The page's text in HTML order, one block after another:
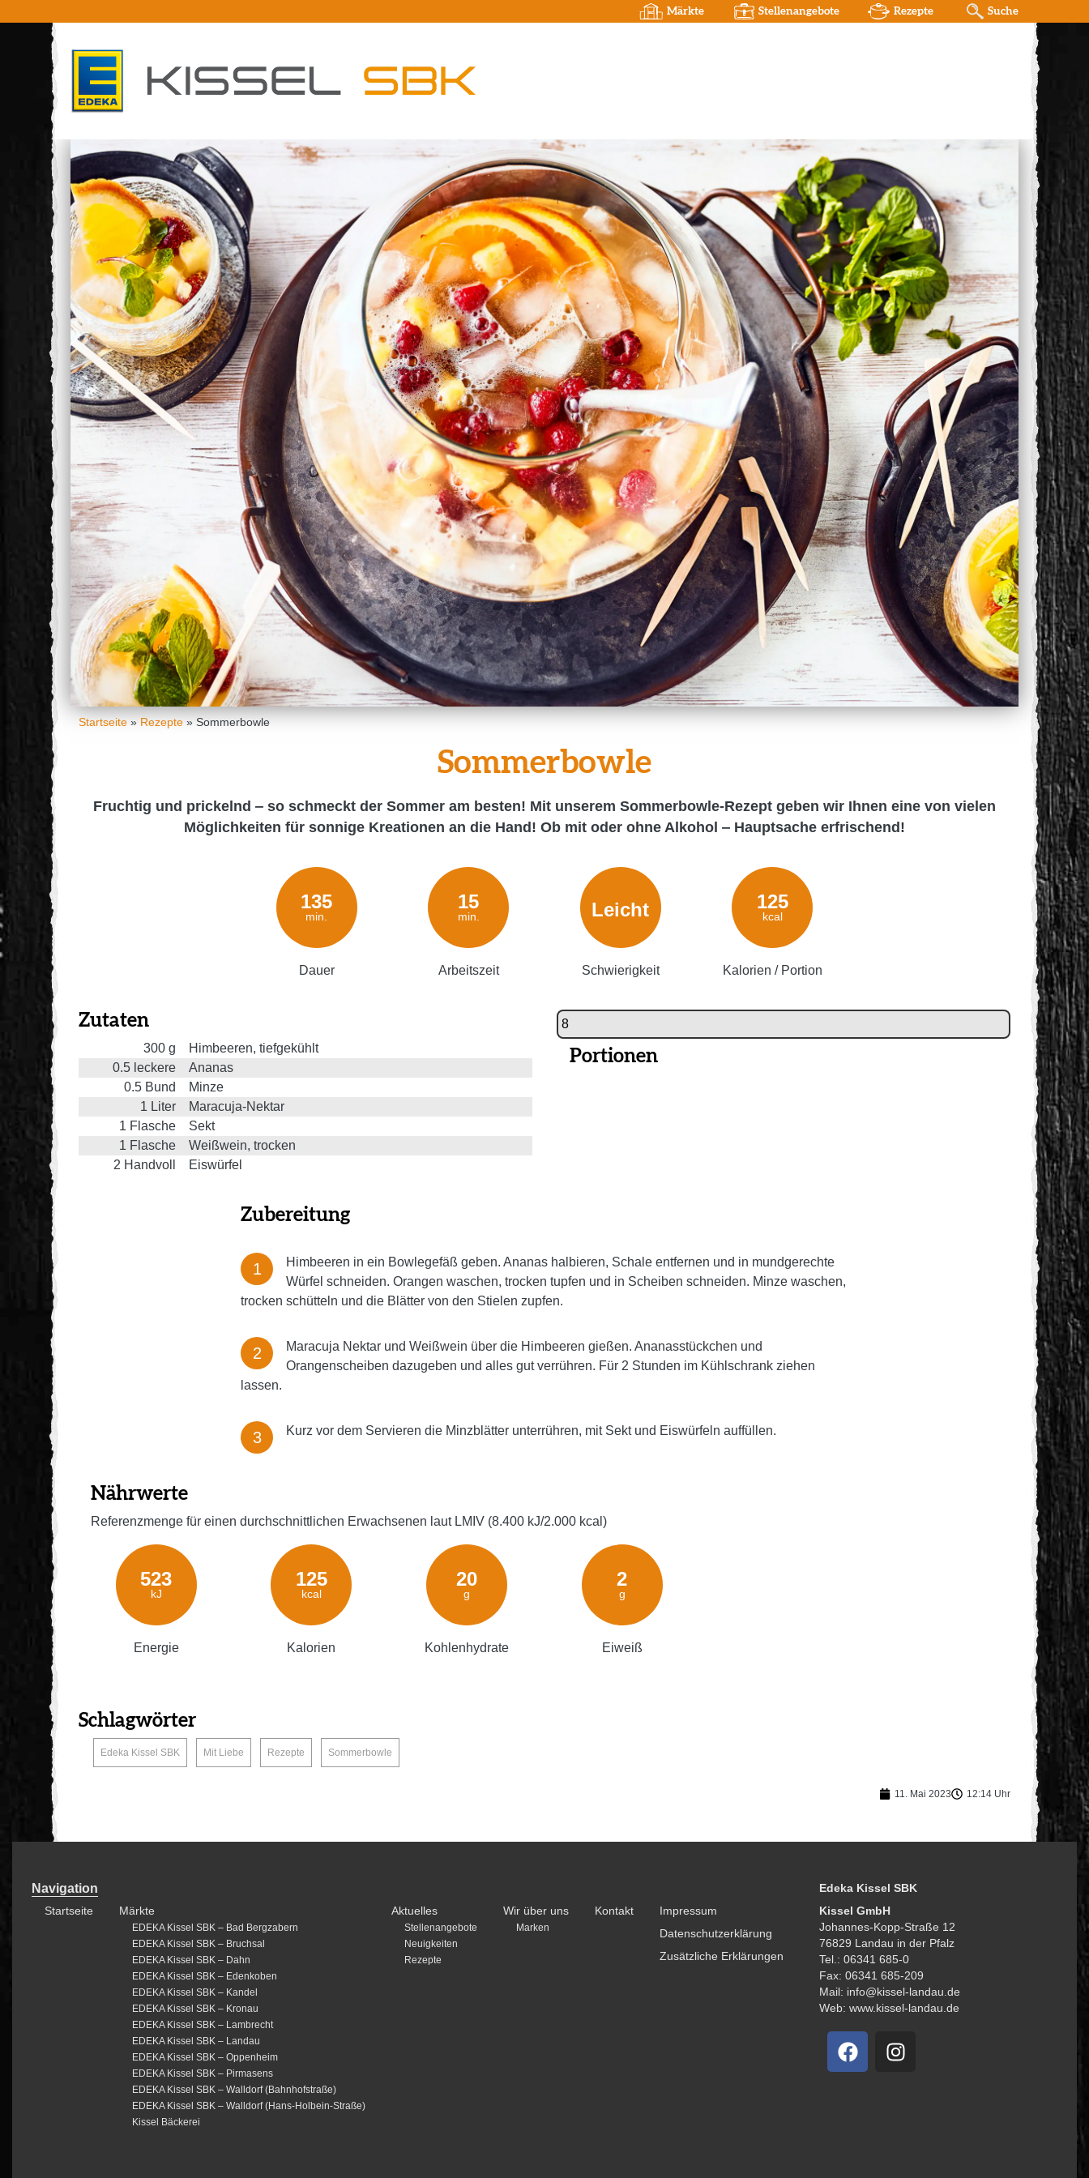
Märkte Stellenangebote Rezepte Suche
Startseite » Rezepte » Sommerbowle
Sommerbowle
Fruchtig und prickelnd ‒ so schmeckt der Sommer am besten! Mit unserem Sommerbowle-Rezept geben wir Ihnen eine von vielen
Möglichkeiten für sonnige Kreationen an die Hand! Ob mit oder ohne Alkohol ‒ Hauptsache erfrischend!
135
min.
Dauer
15
min.
Arbeitszeit
Leicht
Schwierigkeit
125
kcal
Kalorien / Portion
Zutaten
300 g
Himbeeren, tiefgekühlt
0.5 leckere
Ananas
0.5 Bund
Minze
1 Liter
Maracuja-Nektar
1 Flasche
Sekt
1 Flasche
Weißwein, trocken
2 Handvoll Eiswürfel
Portionen
Zubereitung
Himbeeren in ein Bowlegefäß geben. Ananas halbieren, Schale entfernen und in mundgerechte
Würfel schneiden. Orangen waschen, trocken tupfen und in Scheiben schneiden. Minze waschen,
trocken schütteln und die Blätter von den Stielen zupfen.
Maracuja Nektar und Weißwein über die Himbeeren gießen. Ananasstückchen und
Orangenscheiben dazugeben und alles gut verrühren. Für 2 Stunden im Kühlschrank ziehen
lassen.
Kurz vor dem Servieren die Minzblätter unterrühren, mit Sekt und Eiswürfeln auffüllen.
Nährwerte
Referenzmenge für einen durchschnittlichen Erwachsenen laut LMIV (8.400 kJ/2.000 kcal)
523
kJ
Energie
125
kcal
Kalorien
20
g
Kohlenhydrate
2
g
Eiweiß
Schlagwörter
Edeka Kissel SBK
Mit Liebe
Rezepte
Sommerbowle
11. Mai 2023 12:14 Uhr
Navigation
Startseite Märkte
EDEKA Kissel SBK – Bad Bergzabern
EDEKA Kissel SBK – Bruchsal
EDEKA Kissel SBK – Dahn
EDEKA Kissel SBK – Edenkoben
EDEKA Kissel SBK – Kandel
EDEKA Kissel SBK – Kronau
EDEKA Kissel SBK – Lambrecht
EDEKA Kissel SBK – Landau
EDEKA Kissel SBK – Oppenheim
EDEKA Kissel SBK – Pirmasens
EDEKA Kissel SBK – Walldorf (Bahnhofstraße)
EDEKA Kissel SBK – Walldorf (Hans-Holbein-Straße)
Kissel Bäckerei
Aktuelles
Stellenangebote
Neuigkeiten
Rezepte
Wir über uns
Marken
Kontakt
Impressum
Datenschutzerklärung
Zusätzliche Erklärungen
Edeka Kissel SBK
Kissel GmbH
Johannes-Kopp-Straße 12
76829 Landau in der Pfalz
Tel.: 06341 685-0
Fax: 06341 685-209
Mail: info@kissel-landau.de
Web: www.kissel-landau.de